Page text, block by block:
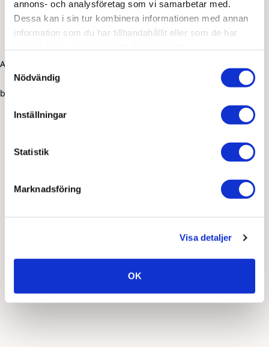
annons- och analysföretag som vi samarbetar med.
Dessa kan i sin tur kombinera informationen med annan
information som du har tillhandahållit eller som de har
Samtyckesval
Nödvändig
Inställningar
Statistik
Marknadsföring
Visa detaljer
OK
Application error: a client-side exception has occurred (see the
browser console for more information)